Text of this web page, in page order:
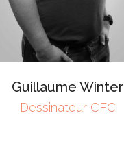
Guillaume Winter
Dessinateur CFC